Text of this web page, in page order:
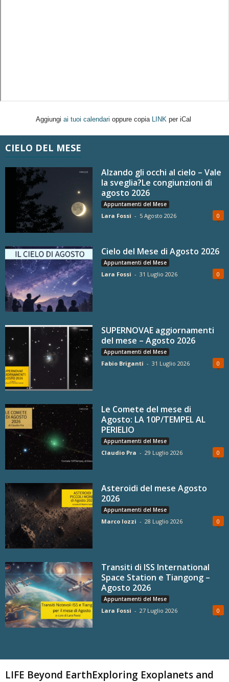
Aggiungi ai tuoi calendari oppure copia LINK per iCal
CIELO DEL MESE
Alzando gli occhi al cielo – Vale
la sveglia?Le congiunzioni di
agosto 2026
Appuntamenti del Mese
Lara Fossi - 5 Agosto 2026 0
Cielo del Mese di Agosto 2026
Appuntamenti del Mese
Lara Fossi - 31 Luglio 2026 0
SUPERNOVAE aggiornamenti
del mese – Agosto 2026
Appuntamenti del Mese
Fabio Briganti - 31 Luglio 2026 0
Le Comete del mese di
Agosto: LA 10P/TEMPEL AL
PERIELIO
Appuntamenti del Mese
Claudio Pra - 29 Luglio 2026 0
Asteroidi del mese Agosto
2026
Appuntamenti del Mese
Marco Iozzi - 28 Luglio 2026 0
Transiti di ISS International
Space Station e Tiangong –
Agosto 2026
Appuntamenti del Mese
Lara Fossi - 27 Luglio 2026 0
LIFE Beyond EarthExploring Exoplanets and